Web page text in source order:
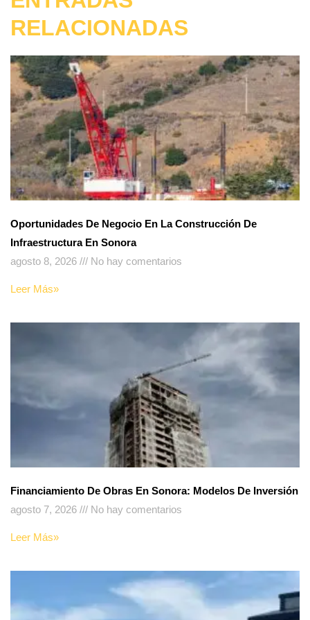
RELACIONADAS
Oportunidades De Negocio En La Construcción De
Infraestructura En Sonora
agosto 8, 2026
No hay comentarios
Leer Más»
Financiamiento De Obras En Sonora: Modelos De Inversión
agosto 7, 2026
No hay comentarios
Leer Más»